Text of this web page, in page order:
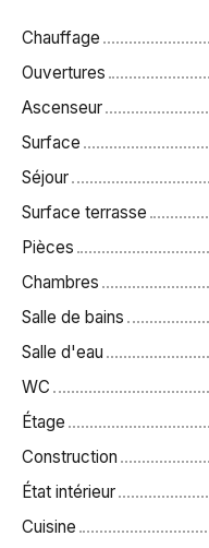
Chauffage
Ouvertures
Ascenseur
Surface
Séjour
Surface terrasse
Pièces
Chambres
Salle de bains
Salle d'eau
WC
Étage
Construction
État intérieur
Cuisine